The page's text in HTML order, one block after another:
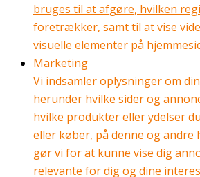
bruges til at afgøre, hvilken
foretrækker, samt til at vise
visuelle elementer på
Marketing
Vi indsamler oplysninger om
herunder hvilke sider og
hvilke produkter eller ydelser
eller køber, på denne og andre
gør vi for at kunne vise dig
relevante for dig og dine